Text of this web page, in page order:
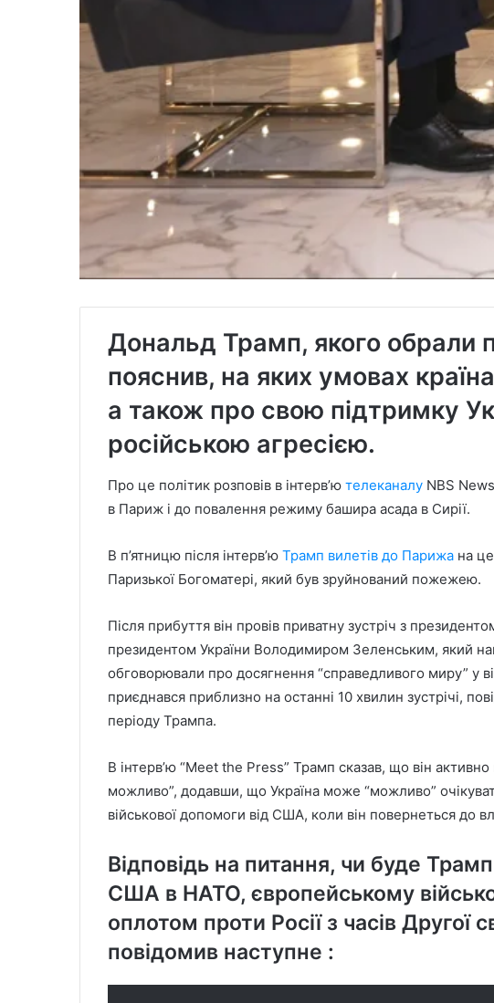
Дональд Трамп, якого
пояснив, на яких умовах
а також про свою підтримку
російською агресією.
Про це політик розповів в інтерв’ю телеканалу NBS
в Париж і до повалення режиму башира асада в Сирії.
В п’ятницю після інтерв’ю Трамп вилетів до Парижа на
Паризької Богоматері, який був зруйнований пожежею.
Після прибуття він провів приватну зустріч з
президентом України Володимиром Зеленським, який
обговорювали про досягнення “справедливого миру” у
приєднався приблизно на останні 10 хвилин зустрічі,
періоду Трампа.
В інтерв’ю “Meet the Press” Трамп сказав, що він
можливо”, додавши, що Україна може “можливо”
військової допомоги від США, коли він повернеться до
Відповідь на питання, чи буде
США в НАТО, європейському
оплотом проти Росії з часів Другої
повідомив наступне :